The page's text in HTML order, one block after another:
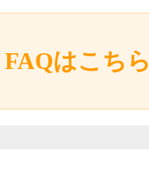
FAQはこちら